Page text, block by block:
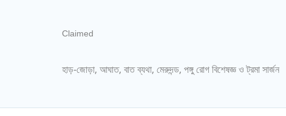
Claimed
হাড়-জোড়া, আঘাত, বাত ব্যথা, মেরুদন্ড, পঙ্গু রোগ বিশেষজ্ঞ ও ট্রমা সার্জন